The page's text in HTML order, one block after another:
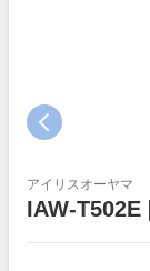
アイリスオーヤマ
IAW-T502E